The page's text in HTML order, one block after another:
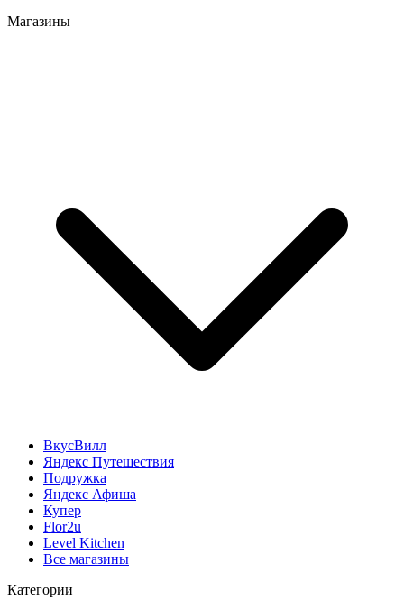
Магазины
ВкусВилл
Яндекс Путешествия
Подружка
Яндекс Афиша
Купер
Flor2u
Level Kitchen
Все магазины
Категории